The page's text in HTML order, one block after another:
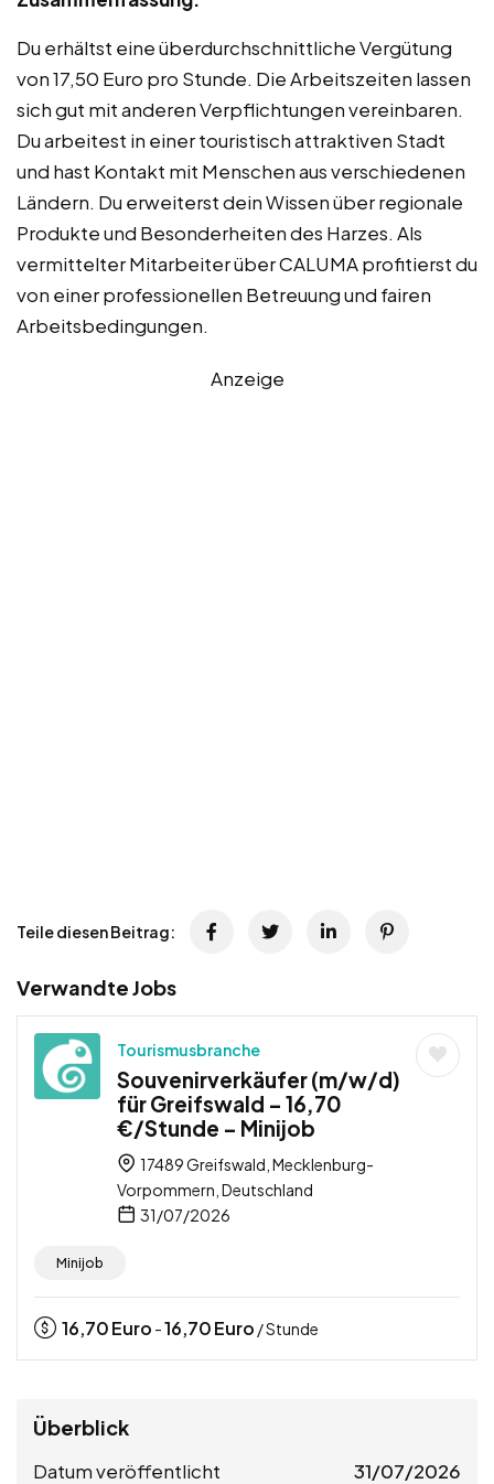
Du erhältst eine überdurchschnittliche Vergütung
von 17,50 Euro pro Stunde. Die Arbeitszeiten lassen
sich gut mit anderen Verpflichtungen vereinbaren.
Du arbeitest in einer touristisch attraktiven Stadt
und hast Kontakt mit Menschen aus verschiedenen
Ländern. Du erweiterst dein Wissen über regionale
Produkte und Besonderheiten des Harzes. Als
vermittelter Mitarbeiter über CALUMA profitierst du
von einer professionellen Betreuung und fairen
Arbeitsbedingungen.
Anzeige
Teile diesen Beitrag:
Verwandte Jobs
Tourismusbranche
Souvenirverkäufer (m/w/d)
für Greifswald – 16,70
€/Stunde – Minijob
17489 Greifswald, Mecklenburg-
Vorpommern, Deutschland
31/07/2026
Minijob
16,70Euro -16,70Euro / Stunde
Überblick
Datum veröffentlicht 31/07/2026